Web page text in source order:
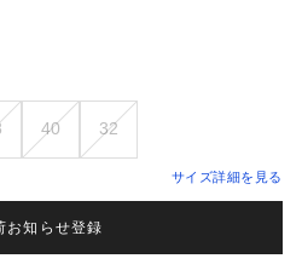
40 32
サイズ詳細を見る
お知らせ登録